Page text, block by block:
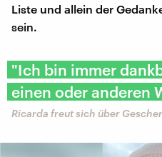
Liste und allein der
sein.
"Ich bin immer
einen oder anderen
Ricarda freut sich über